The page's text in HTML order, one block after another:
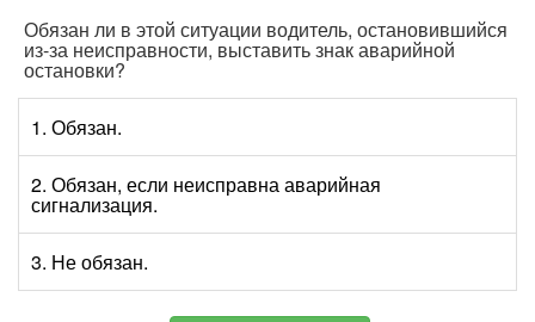
Обязан ли в этой ситуации водитель, остановившийся
из-за неисправности, выставить знак аварийной
остановки?
1. Обязан.
2. Обязан, если неисправна аварийная
сигнализация.
3. Не обязан.